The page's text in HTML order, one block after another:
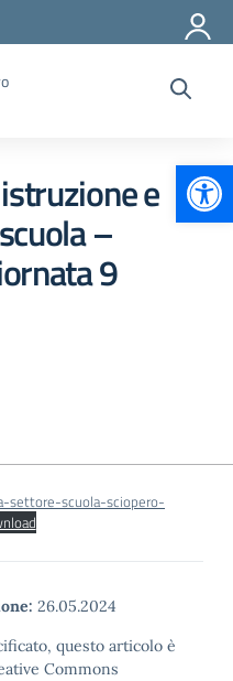
e
–
9
settore-scuola-sciopero-
26.05.2024
questo articolo è
Commons